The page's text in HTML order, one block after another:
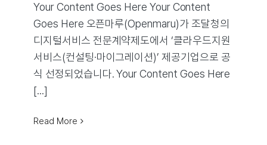
Your Content Goes Here Your Content
Goes Here 오픈마루(Openmaru)가 조달청의
디지털서비스 전문계약제도에서 ‘클라우드지원
서비스(컨설팅·마이그레이션)’ 제공기업으로 공
식 선정되었습니다. Your Content Goes Here
[...]
Read More